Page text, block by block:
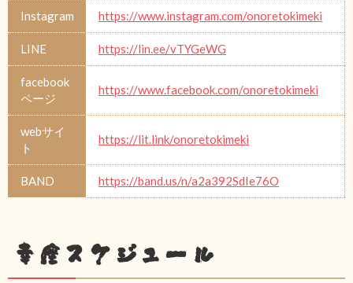
Instagram https://www.instagram.com/onoretokimeki
LINE https://lin.ee/vTYGeWG
facebook
ページ
https://www.facebook.com/onoretokimeki
webサイ
ト
https://lit.link/onoretokimeki
BAND https://band.us/n/a2a392SdIe76O
幸座スケジュール